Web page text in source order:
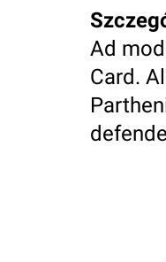
Ad
Card.